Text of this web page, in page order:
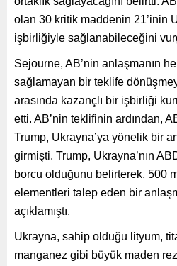
olan 30 kritik maddenin 21’inin
işbirliğiyle sağlanabileceğini
Sejourne, AB’nin anlaşmanın
sağlamayan bir teklife
arasında kazançlı bir işbirliği
etti. AB’nin teklifinin ardından,
Trump, Ukrayna’ya yönelik bir
girmişti. Trump, Ukrayna’nın
borcu olduğunu belirterek, 500
elementleri talep eden bir
açıklamıştı.
Ukrayna, sahip olduğu lityum,
manganez gibi büyük maden